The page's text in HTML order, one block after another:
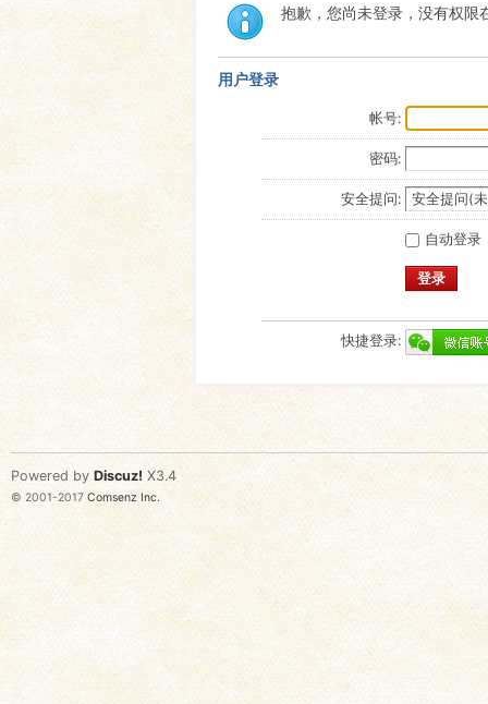
抱歉，您尚未登录，没有权限
用户登录
帐号:
密码:
安全提问:
自动登录
登录
快捷登录:
Powered by Discuz! X3.4
© 2001-2017 Comsenz Inc.